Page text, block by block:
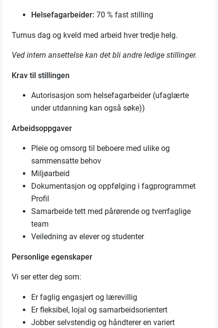
Helsefagarbeider:70 % fast stilling
Turnus dag og kveld med arbeid hver tredje helg.
Ved intern ansettelse kan det bli andre ledige stillinger.
Krav til stillingen
Autorisasjon som helsefagarbeider (ufaglærte
under utdanning kan også søke))
Arbeidsoppgaver
Pleie og omsorg til beboere med ulike og
sammensatte behov
Miljøarbeid
Dokumentasjon og oppfølging i fagprogrammet
Profil
Samarbeide tett med pårørende og tverrfaglige
team
Veiledning av elever og studenter
Personlige egenskaper
Vi ser etter deg som:
Er faglig engasjert og lærevillig
Er fleksibel, lojal og samarbeidsorientert
Jobber selvstendig og håndterer en variert